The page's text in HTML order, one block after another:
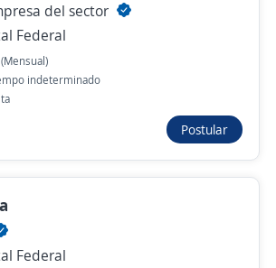
del sector
Federal
Con Exp en Locales de
Club
Federal
del sector
Federal
indeterminado
Postular
Federal